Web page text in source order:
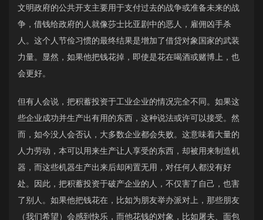
文明政府的公共开支主要用于支付过去的战争或准备未来的战
争，借钱给政府的人就像莎士比亚剧中的恶人，雇佣凶手杀
人。这个人节俭习惯的最终结果是增加了借贷对象国家的武装
力量。显然，如果他把钱花掉，即使是花在喝酒或赌博上，也
会更好。
但有人会说，把积蓄投资于工业企业的情况完全不同。如果这
些企业成功并生产出有用的东西，这种说法或许可以接受。然
而，如今没人会否认，大多数企业都会失败。这意味着大量的
人力劳动，本可以用来生产让人享受的东西，却被用来制造机
器，而这些机器生产出来后却闲置无用，对任何人都没有好
处。因此，把积蓄投资于破产企业的人，不仅害了自己，也害
了别人。如果他把钱花在，比如为朋友举办派对上，那些朋友
（我们希望）会感到快乐，而他花钱的对象，比如屠夫、面包